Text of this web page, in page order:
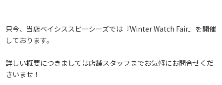
只今、当店ベイシススピーシーズでは『Winter Watch Fair』を開催
しております。
詳しい概要につきましては店舗スタッフまでお気軽にお問合せくだ
さいませ！